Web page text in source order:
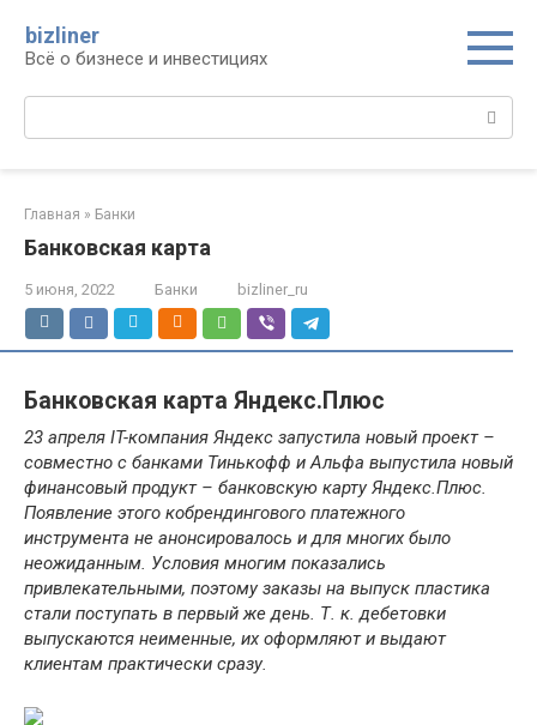
контенту
bizliner
Всё о бизнесе и инвестициях
Поиск:
Главная » Банки
Банковская карта
5 июня, 2022 Банки bizliner_ru
Банковская карта Яндекс.Плюс
23 апреля IT-компания Яндекс запустила новый проект –
совместно с банками Тинькофф и Альфа выпустила новый
финансовый продукт – банковскую карту Яндекс.Плюс.
Появление этого кобрендингового платежного
инструмента не анонсировалось и для многих было
неожиданным. Условия многим показались
привлекательными, поэтому заказы на выпуск пластика
стали поступать в первый же день. Т. к. дебетовки
выпускаются неименные, их оформляют и выдают
клиентам практически сразу.